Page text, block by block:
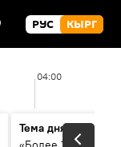
РУС КЫРГ
04:00
Тема дня